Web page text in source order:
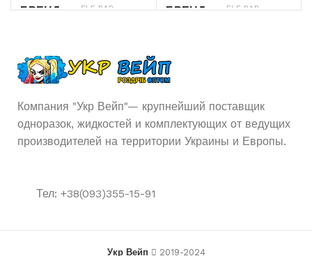
БРЕНД ELF BAR
АКУМУЛЯТОР
мАч
БРЕНД ELF BAR
АКУМУЛЯТОР
850
мАч
Компания "Укр Вейп"— крупнейший поставщик
одноразок, жидкостей и комплектующих от ведущих
производителей на территории Украины и Европы.
Тел: +38(093)355-15-91
Укр Вейп 2019-2024